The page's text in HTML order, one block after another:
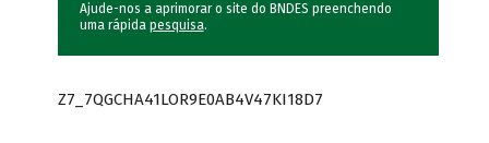
Ajude-nos a aprimorar o site do BNDES preenchendo
uma rápida pesquisa.
Z7_7QGCHA41LOR9E0AB4V47KI18D7